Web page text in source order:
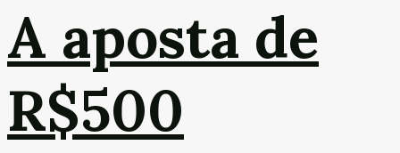
A aposta de
R$500